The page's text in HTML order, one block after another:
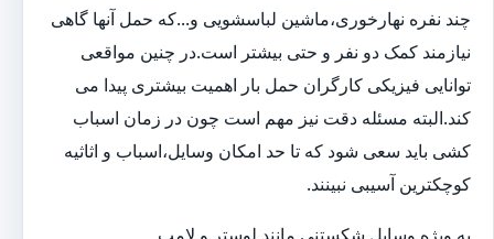
چند نفره نهارخوری،ماشین لباسشویی و...که حمل آنها گاهی
نیازمند کمک دو نفر و حتی بیشتر است.در چنین مواقعی
توانایی فیزیکی کارگران حمل بار اهمیت بیشتری پیدا می
کند.البته مسئله دقت نیز مهم است چون در زمان اسباب
کشی باید سعی شود که تا حد امکان وسایل،اسباب و اثاثیه
کوچکترین آسیبی نبینند.